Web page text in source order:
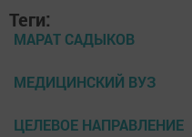
Теги:
МАРАТ САДЫКОВ
МЕДИЦИНСКИЙ ВУЗ
ЦЕЛЕВОЕ НАПРАВЛЕНИЕ